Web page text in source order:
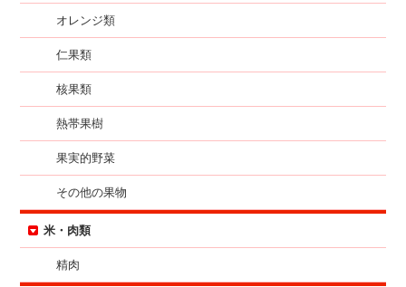
オレンジ類
仁果類
核果類
熱帯果樹
果実的野菜
その他の果物
米・肉類
精肉